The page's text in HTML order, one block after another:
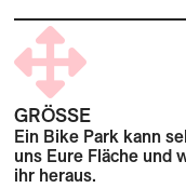
GRÖSSE
Ein Bike Park kann
uns Eure Fläche und
ihr heraus.